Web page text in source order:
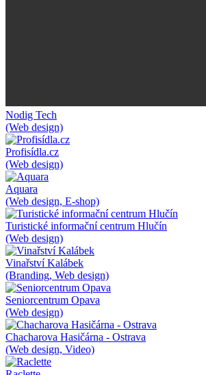
Nodig Tech
(Web design)
Profisídla.cz
(Web design)
Aquara
(Web design, E-shop)
Turistické informační centrum Hlučín
(Web design)
Vinařství Kalábek
(Branding, Web design)
Seniorcentrum Opava
(Web design)
Chacharova Hasičárna - Ostrava
(Web design, Video)